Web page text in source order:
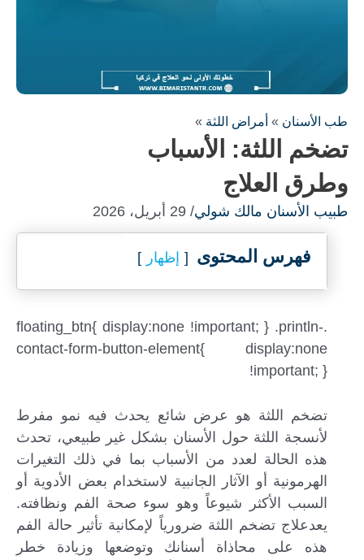
طب الأسنان » أمراض اللثة »
تضخم اللثة: الأسباب
وطرق العلاج
طبيب الأسنان مالك شولي/ 29 أبريل، 2026
فهرس المحتوى إظهار
.floating_btn{ display:none !important; } .println-
contact-form-button-element{ display:none
!important; }
تضخم اللثة هو عرض شائع يحدث فيه نمو مفرط
لأنسجة اللثة حول الأسنان بشكل غير طبيعي، تحدث
هذه الحالة لعدد من الأسباب بما في ذلك التغيرات
الهرمونية أو الآثار الجانبية لاستخدام بعض الأدوية أو
السبب الأكثر شيوعاً وهو سوء صحة الفم ونظافته.
يعدعلاج تضخم اللثة ضرورياً لإمكانية تأثير حالة الفم
هذه على محاذاة أسنانك وتوضعها وزيادة خطر